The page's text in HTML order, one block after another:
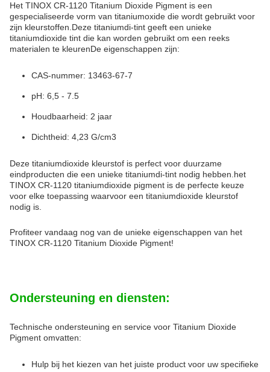
Het TINOX CR-1120 Titanium Dioxide Pigment is een
gespecialiseerde vorm van titaniumoxide die wordt gebruikt voor
zijn kleurstoffen.Deze titaniumdi-tint geeft een unieke
titaniumdioxide tint die kan worden gebruikt om een reeks
materialen te kleurenDe eigenschappen zijn:
CAS-nummer: 13463-67-7
pH: 6,5 - 7.5
Houdbaarheid: 2 jaar
Dichtheid: 4,23 G/cm3
Deze titaniumdioxide kleurstof is perfect voor duurzame
eindproducten die een unieke titaniumdi-tint nodig hebben.het
TINOX CR-1120 titaniumdioxide pigment is de perfecte keuze
voor elke toepassing waarvoor een titaniumdioxide kleurstof
nodig is.
Profiteer vandaag nog van de unieke eigenschappen van het
TINOX CR-1120 Titanium Dioxide Pigment!
Ondersteuning en diensten:
Technische ondersteuning en service voor Titanium Dioxide
Pigment omvatten:
Hulp bij het kiezen van het juiste product voor uw specifieke